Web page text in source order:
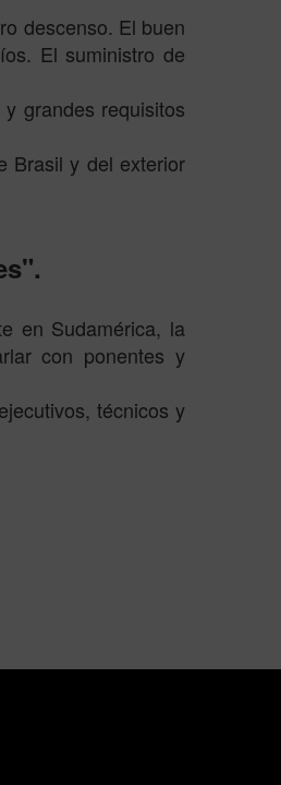
descenso. El buen
El suministro de
grandes requisitos
Brasil y del exterior
en Sudamérica, la
con ponentes y
técnicos y